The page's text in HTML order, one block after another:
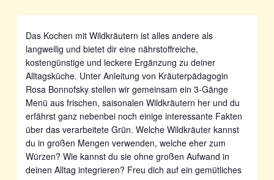
Das Kochen mit Wildkräutern ist alles andere als
langweilig und bietet dir eine nährstoffreiche,
kostengünstige und leckere Ergänzung zu deiner
Alltagsküche. Unter Anleitung von Kräuterpädagogin
Rosa Bonnofsky stellen wir gemeinsam ein 3-Gänge
Menü aus frischen, saisonalen Wildkräutern her und du
erfährst ganz nebenbei noch einige interessante Fakten
über das verarbeitete Grün. Welche Wildkräuter kannst
du in großen Mengen verwenden, welche eher zum
Würzen? Wie kannst du sie ohne großen Aufwand in
deinen Alltag integrieren? Freu dich auf ein gemütliches